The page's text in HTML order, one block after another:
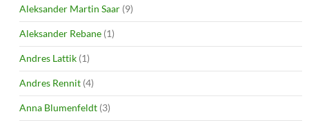
Aleksander Martin Saar (9)
Aleksander Rebane (1)
Andres Lattik (1)
Andres Rennit (4)
Anna Blumenfeldt (3)